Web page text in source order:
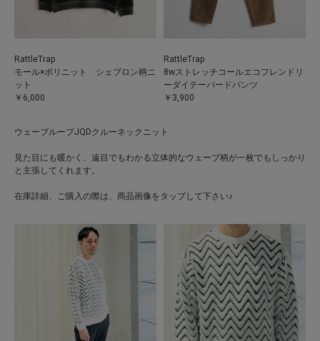
RattleTrap
モール×ポリニット シェブロン柄ニ
ット
￥6,000
RattleTrap
8wストレッチコールエコフレンドリ
ーダイテーパードパンツ
￥3,900
ウェーブループJQDクルーネックニット
見た目にも暖かく、遠目でもわかる立体的なウェーブ柄が一枚でもしっかり
と主張してくれます。
在庫詳細、ご購入の際は、商品画像をタップして下さい♪